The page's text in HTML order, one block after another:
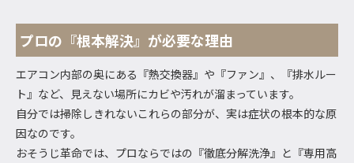
プロの『根本解決』が必要な理由
エアコン内部の奥にある『熱交換器』や『ファン』、『排水ルー
ト』など、見えない場所にカビや汚れが溜まっています。
自分では掃除しきれないこれらの部分が、実は症状の根本的な原
因なのです。
おそうじ革命では、プロならではの『徹底分解洗浄』と『専用高